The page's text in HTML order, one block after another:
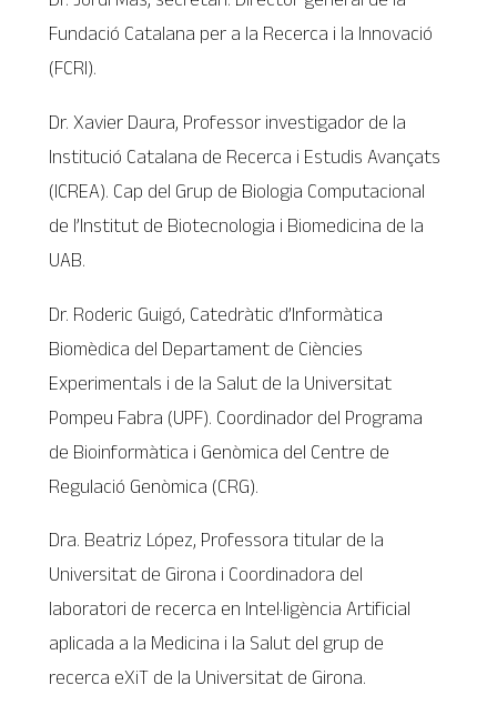
Fundació Catalana per a la Recerca i la Innovació
(FCRI).
Dr. Xavier Daura, Professor investigador de la
Institució Catalana de Recerca i Estudis Avançats
(ICREA). Cap del Grup de Biologia Computacional
de l’Institut de Biotecnologia i Biomedicina de la
UAB.
Dr. Roderic Guigó, Catedràtic d’Informàtica
Biomèdica del Departament de Ciències
Experimentals i de la Salut de la Universitat
Pompeu Fabra (UPF). Coordinador del Programa
de Bioinformàtica i Genòmica del Centre de
Regulació Genòmica (CRG).
Dra. Beatriz López, Professora titular de la
Universitat de Girona i Coordinadora del
laboratori de recerca en Intel·ligència Artificial
aplicada a la Medicina i la Salut del grup de
recerca eXiT de la Universitat de Girona.